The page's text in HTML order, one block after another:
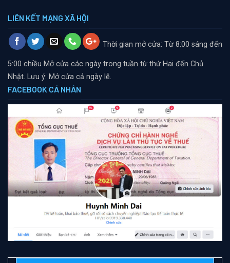
LIÊN KẾT MẠNG XÃ HỘI
Thời gian mở cửa: Từ 8:00 sáng đến
5:00 chiều Mở cửa các ngày trong tuần từ thứ Hai đến Chủ
Nhật. Lưu ý: Mở cửa cả ngày lễ.
FACEBOOK CÁ NHÂN